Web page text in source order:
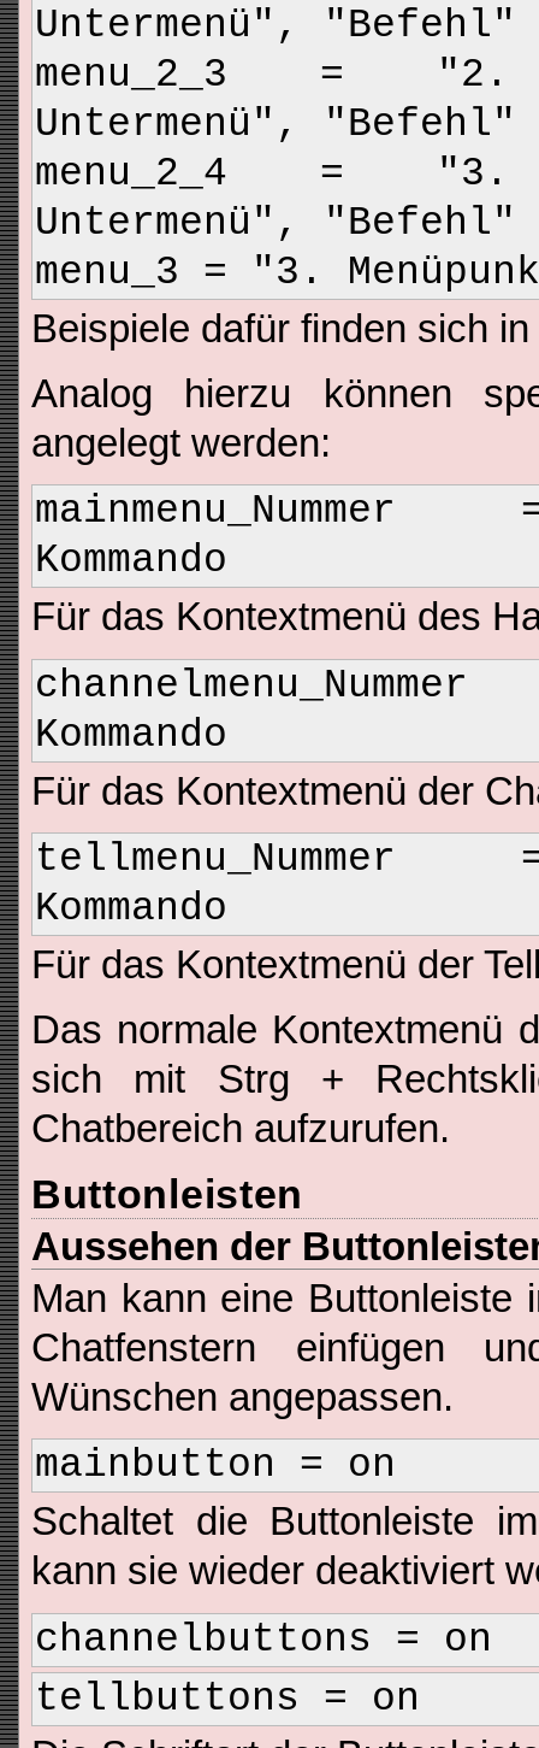
Untermenü", "Befehl"
menu_2_3 = "2.
Untermenü", "Befehl"
menu_2_4 = "3.
Untermenü", "Befehl"
menu_3 = "3.
Beispiele dafür finden sich
Analog hierzu können
angelegt werden:
Kommando
Für das Kontextmenü des
Kommando
Für das Kontextmenü der
Kommando
Für das Kontextmenü der
Das normale Kontextmenü
sich mit Strg +
Chatbereich aufzurufen.
Buttonleisten
Aussehen der
Man kann eine Buttonleiste
Chatfenstern einfügen
Wünschen angepassen.
mainbutton = on
Schaltet die Buttonleiste
kann sie wieder deaktiviert
channelbuttons = on
tellbuttons = on